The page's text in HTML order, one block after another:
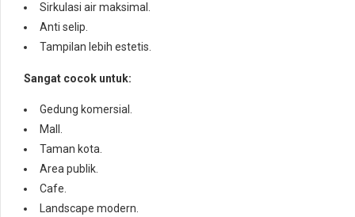
Sirkulasi air maksimal.
Anti selip.
Tampilan lebih estetis.
Sangat cocok untuk:
Gedung komersial.
Mall.
Taman kota.
Area publik.
Cafe.
Landscape modern.